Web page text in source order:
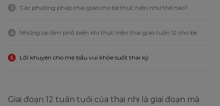
3 Các phương pháp thai giáo cho bé thực hiện như thế nào?
4 Những sai lầm phổ biến khi thực hiện thai giáo tuần 12 cho bé
5 Lời khuyên cho mẹ bầu vui khỏe suốt thai kỳ
Giai đoạn 12 tuần tuổi của thai nhi là giai đoạn mà